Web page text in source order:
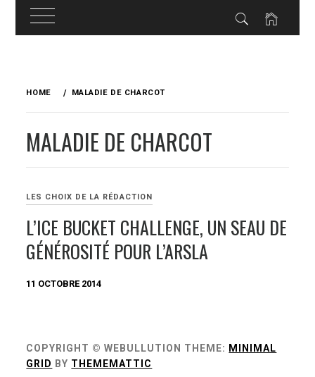
HOME MALADIE DE CHARCOT
MALADIE DE CHARCOT
LES CHOIX DE LA RÉDACTION
L’ICE BUCKET CHALLENGE, UN SEAU DE
GÉNÉROSITÉ POUR L’ARSLA
11 OCTOBRE 2014
COPYRIGHT © WEBULLUTION THEME: MINIMAL
GRID BY THEMEMATTIC